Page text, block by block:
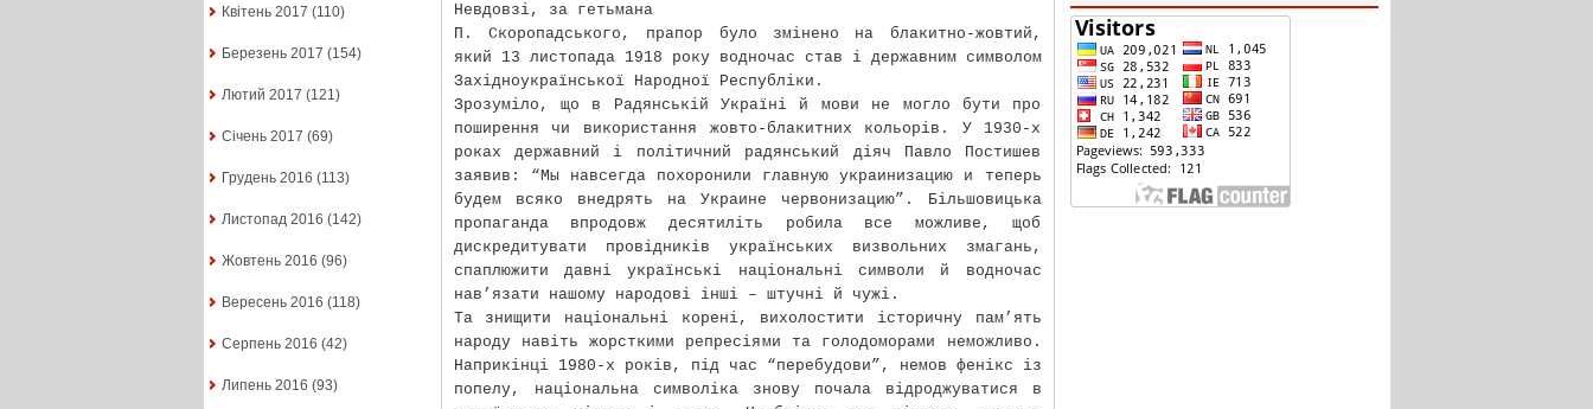
Квітень 2017 (110)
Березень 2017 (154)
Лютий 2017 (121)
Січень 2017 (69)
Грудень 2016 (113)
Листопад 2016 (142)
Жовтень 2016 (96)
Вересень 2016 (118)
Серпень 2016 (42)
Липень 2016 (93)
Невдовзі, за гетьмана
П. Скоропадського, прапор було змінено на блакитно-жовтий,
який 13 листопада 1918 року водночас став і державним символом
Західноукраїнської Народної Республіки.
Зрозуміло, що в Радянській Україні й мови не могло бути про
поширення чи використання жовто-блакитних кольорів. У 1930-х
роках державний і політичний радянський діяч Павло Постишев
заявив: “Мы навсегда похоронили главную украинизацию и теперь
будем всяко внедрять на Украине червонизацию”. Більшовицька
пропаганда впродовж десятиліть робила все можливе, щоб
дискредитувати провідників українських визвольних змагань,
спаплюжити давні українські національні символи й водночас
нав’язати нашому народові інші – штучні й чужі.
Та знищити національні корені, вихолостити історичну пам’ять
народу навіть жорсткими репресіями та голодоморами неможливо.
Наприкінці 1980-х років, під час “перебудови”, немов фенікс із
попелу, національна символіка знову почала відроджуватися в